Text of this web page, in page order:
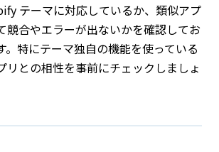
テーマに対応しているか、類似アプ
競合やエラーが出ないかを確認してお
。特にテーマ独自の機能を使っている
リとの相性を事前にチェックしましょ